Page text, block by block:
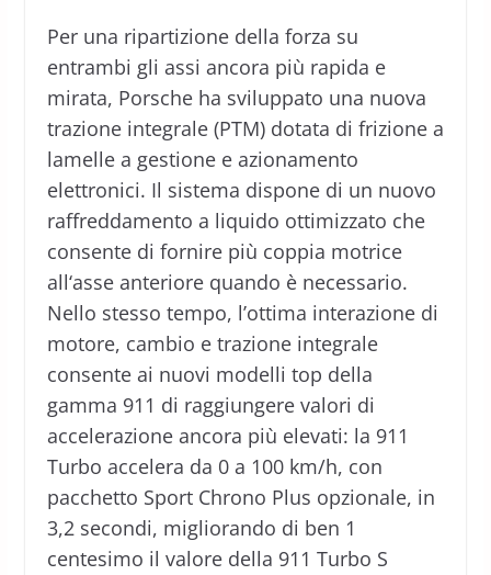
Per una ripartizione della forza su
entrambi gli assi ancora più rapida e
mirata, Porsche ha sviluppato una nuova
trazione integrale (PTM) dotata di frizione a
lamelle a gestione e azionamento
elettronici. Il sistema dispone di un nuovo
raffreddamento a liquido ottimizzato che
consente di fornire più coppia motrice
all‘asse anteriore quando è necessario.
Nello stesso tempo, l’ottima interazione di
motore, cambio e trazione integrale
consente ai nuovi modelli top della
gamma 911 di raggiungere valori di
accelerazione ancora più elevati: la 911
Turbo accelera da 0 a 100 km/h, con
pacchetto Sport Chrono Plus opzionale, in
3,2 secondi, migliorando di ben 1
centesimo il valore della 911 Turbo S